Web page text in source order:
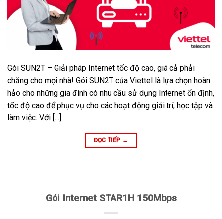
Gói SUN2T – Giải pháp Internet tốc độ cao, giá cả phải
chăng cho mọi nhà! Gói SUN2T của Viettel là lựa chọn hoàn
hảo cho những gia đình có nhu cầu sử dụng Internet ổn định,
tốc độ cao để phục vụ cho các hoạt động giải trí, học tập và
làm việc. Với […]
ĐỌC TIẾP →
Gói Internet STAR1H 150Mbps